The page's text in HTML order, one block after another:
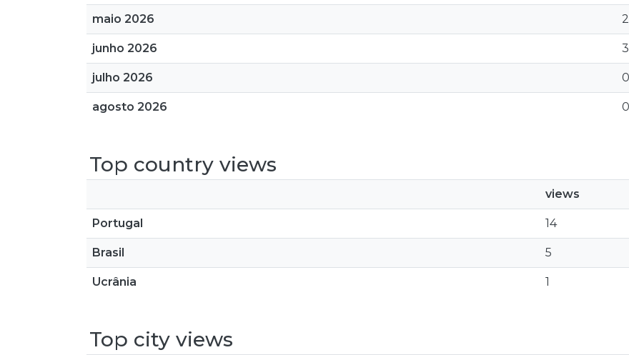
maio 2026 2
junho 2026 3
julho 2026 0
agosto 2026 0
Top country views
views
Portugal 14
Brasil 5
Ucrânia 1
Top city views